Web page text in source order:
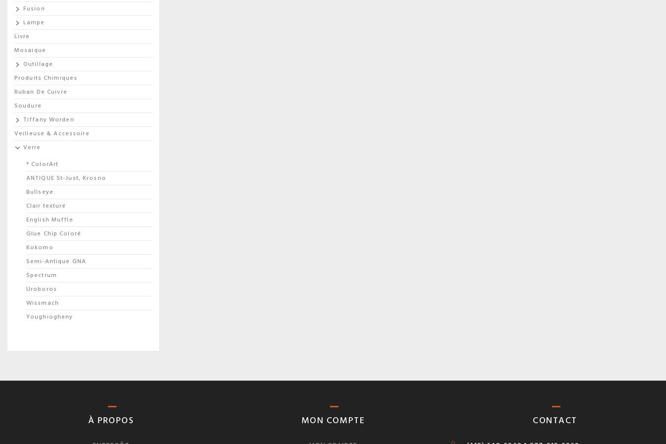
Fusion
Lampe
Livre
Mosaique
Outillage
Produits Chimiques
Ruban De Cuivre
Soudure
Tiffany Worden
Veilleuse & Accessoire
Verre
* ColorArt
ANTIQUE St-Just, Krosno
Bullseye
Clair texturé
English Muffle
Glue Chip Coloré
Kokomo
Semi-Antique GNA
Spectrum
Uroboros
Wissmach
Youghiogheny
À PROPOS MON COMPTE CONTACT